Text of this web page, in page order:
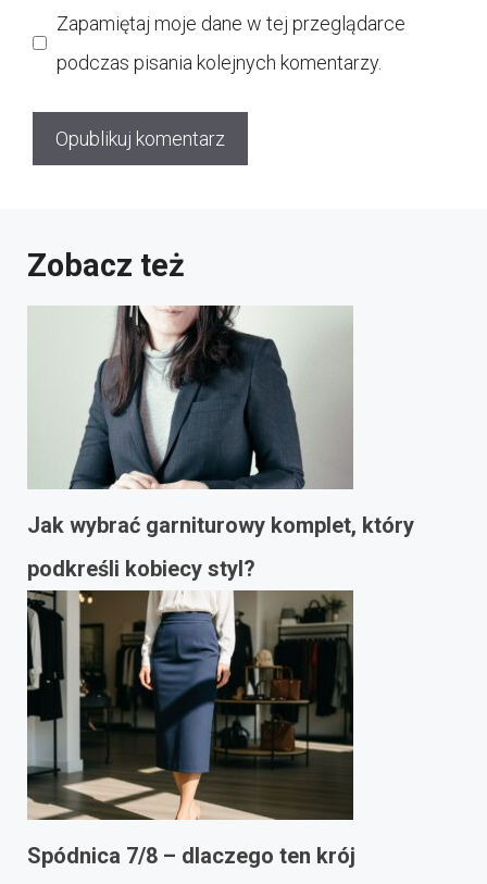
Zapamiętaj moje dane w tej przeglądarce
podczas pisania kolejnych komentarzy.
Zobacz też
Jak wybrać garniturowy komplet, który
podkreśli kobiecy styl?
Spódnica 7/8 – dlaczego ten krój